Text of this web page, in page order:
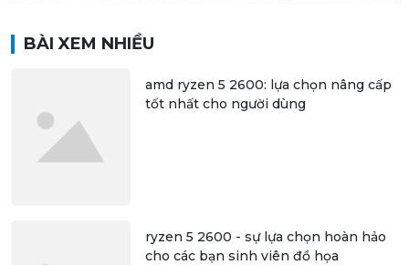
BÀI XEM NHIỀU
amd ryzen 5 2600: lựa chọn nâng cấp
tốt nhất cho người dùng
ryzen 5 2600 - sự lựa chọn hoàn hảo
cho các bạn sinh viên đồ họa